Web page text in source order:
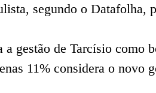
segundo o Datafolha,
gestão de Tarcísio como
11% considera o novo